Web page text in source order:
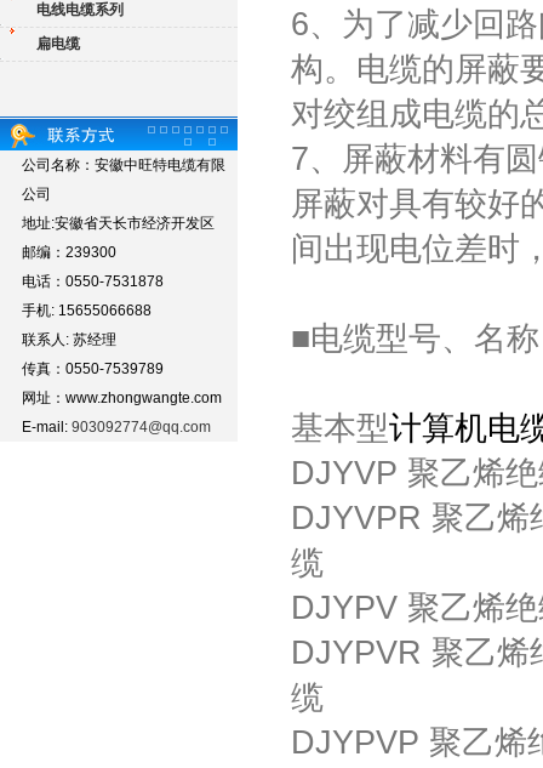
电线电缆系列
扁电缆
公司名称：安徽中旺特电缆有限
公司
地址:安徽省天长市经济开发区
邮编：239300
电话：0550-7531878
手机: 15655066688
联系人: 苏经理
传真：0550-7539789
网址：www.zhongwangte.com
E-mail: 903092774@qq.com
6、为了减少回
构。电缆的屏蔽
对绞组成电缆的
7、屏蔽材料有
屏蔽对具有较好
间出现电位差时
■电缆型号、名
基本型计算机电
DJYVP 聚乙烯
DJYVPR 聚乙烯
缆
DJYPV 聚乙烯
DJYPVR 聚乙烯
缆
DJYPVP 聚乙烯